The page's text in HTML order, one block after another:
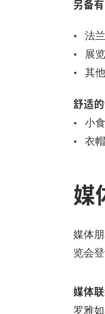
另备
法
展
其
舒适的
小
衣
媒
媒体
览会
媒体
罗雅